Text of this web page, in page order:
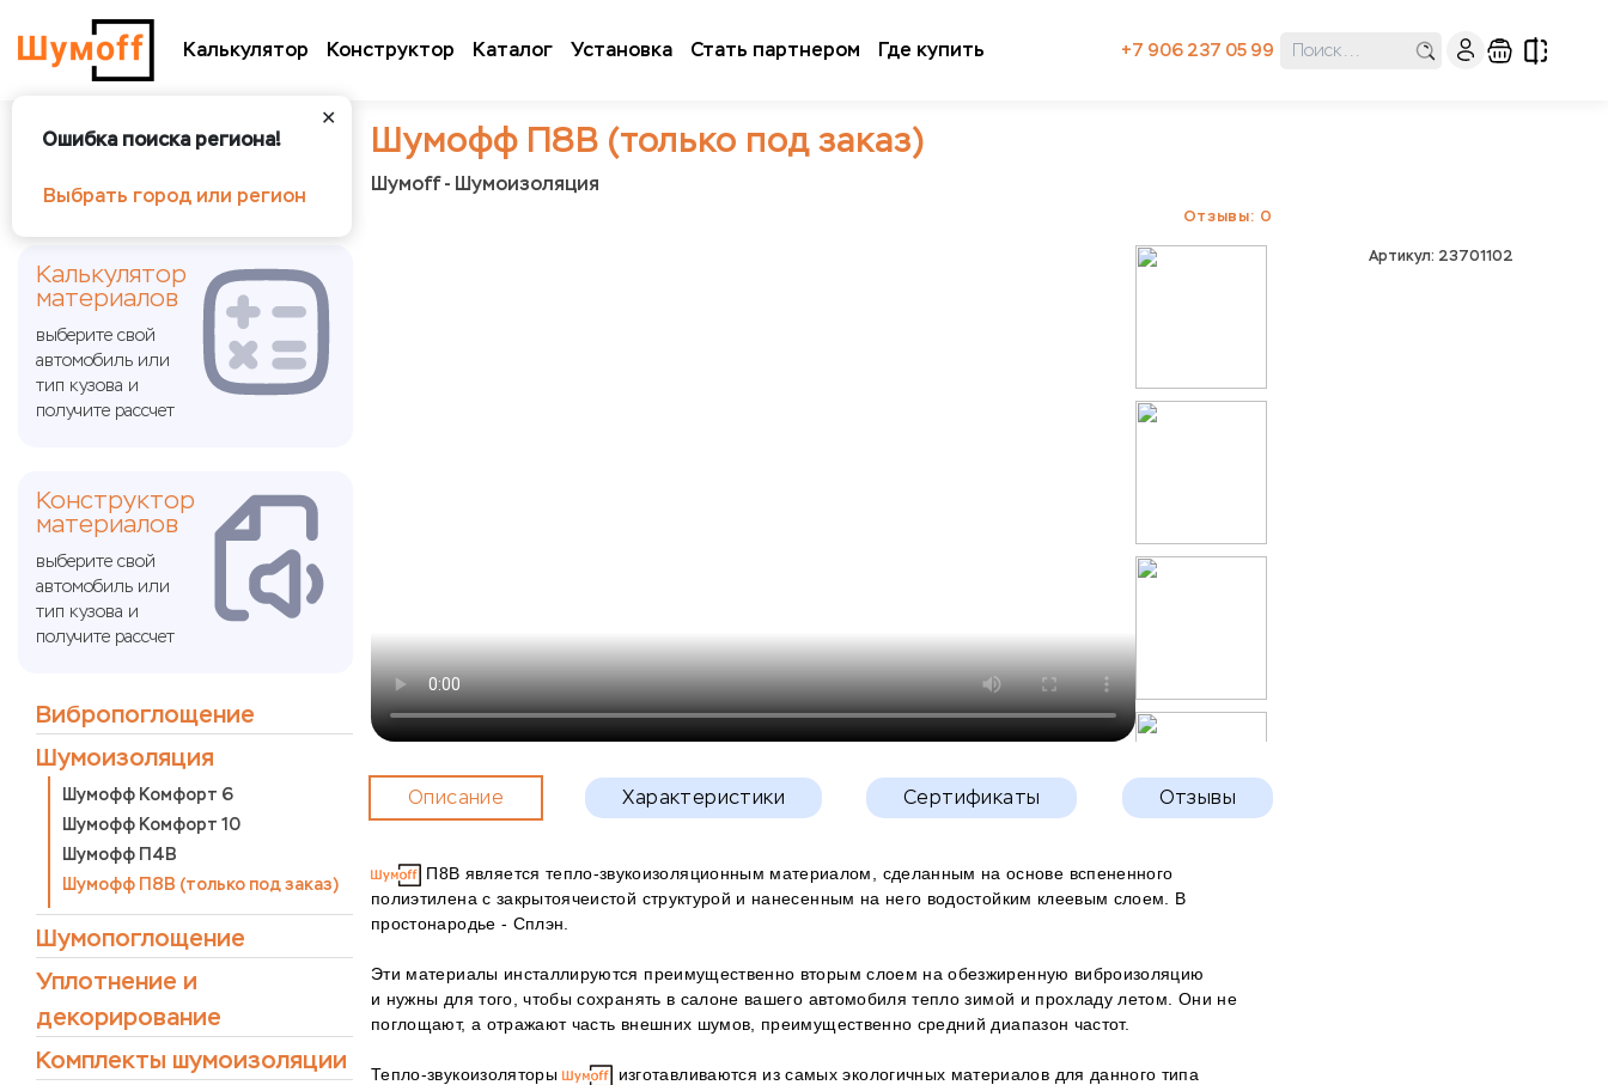
Калькулятор Конструктор Каталог Установка Стать партнером Где купить +7 906 237 05 99
✕
Ошибка поиска региона!
Выбрать город или регион
Шумофф П8В (только под заказ)
Шумoff - Шумоизоляция
Отзывы: 0
Калькулятор
материалов
выберите свой
автомобиль или
тип кузова и
получите рассчет
Конструктор
материалов
выберите свой
автомобиль или
тип кузова и
получите рассчет
Вибропоглощение
Шумоизоляция
Шумофф Комфорт 6
Шумофф Комфорт 10
Шумофф П4В
Шумофф П8В (только под заказ)
Шумопоглощение
Уплотнение и
декорирование
Комплекты шумоизоляции
Описание Характеристики Сертификаты Отзывы
П8В является тепло-звукоизоляционным материалом, сделанным на основе вспененного
полиэтилена с закрытоячеистой структурой и нанесенным на него водостойким клеевым слоем. В
простонародье - Сплэн.
Эти материалы инсталлируются преимущественно вторым слоем на обезжиренную виброизоляцию
и нужны для того, чтобы сохранять в салоне вашего автомобиля тепло зимой и прохладу летом. Они не
поглощают, а отражают часть внешних шумов, преимущественно средний диапазон частот.
Тепло-звукоизоляторы
изготавливаются из самых экологичных материалов для данного типа
Артикул: 23701102